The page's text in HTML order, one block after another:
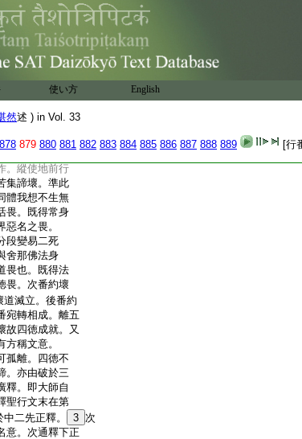
使い方 English
然述 ) in Vol. 33
878 879 880 881 882 883 884 885 886 887 888 889 [行
別。知四乘相
聞乘相。支佛乘
十地亦云知四乘
無邊法門。以
八地始觀十
大經初地離五
簡中二。先引
無愛憎身者。
名無惡道畏。
。私謂去章
。縱使地前行
集諦壞。準此
體我想不生無
畏。既得常身
名之畏。
段變易二死
舍那佛法身
畏也。既得法
畏。次番約壞
道滅立。後番約
宛轉相成。離五
故四徳成就。又
稱文意。
孤離。四徳不
。亦由破於三
釋。即大師自
聖行文末在第
二先正釋。 3 次
意。次通釋下正